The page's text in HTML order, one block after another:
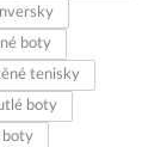
boty
tenisky
boty
boty